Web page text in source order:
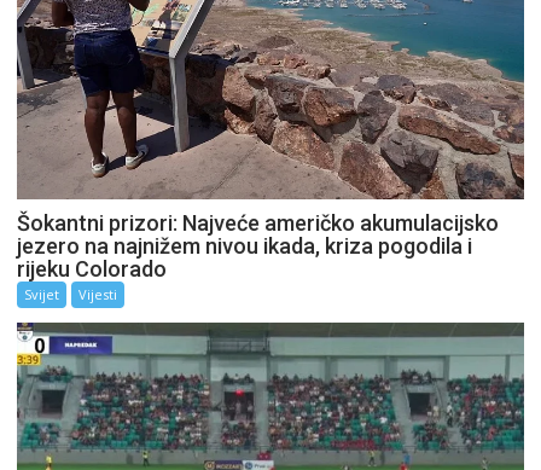
Šokantni prizori: Najveće američko akumulacijsko
jezero na najnižem nivou ikada, kriza pogodila i
rijeku Colorado
Svijet Vijesti